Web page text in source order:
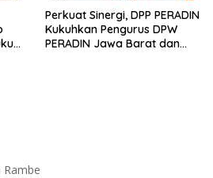
Perkuat Sinergi, DPP PERADIN
Kukuhkan Pengurus DPW
PERADIN Jawa Barat dan
Rambe